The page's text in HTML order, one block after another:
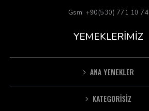
Gsm: +90(530) 771 10 74
YEMEKLERIMIZ
ANA YEMEKLER
KATEGORISIZ